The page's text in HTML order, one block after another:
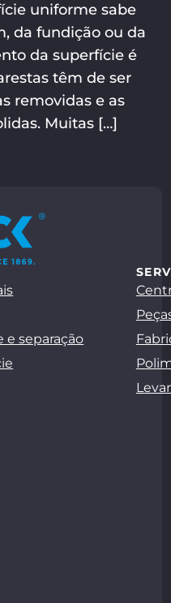
uniforme sabe
da fundição ou da
da superfície é
têm de ser
removidas e as
Muitas […]
e separação